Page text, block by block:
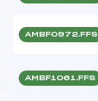
AMBF0972.FFS
AMBF1061.FFS